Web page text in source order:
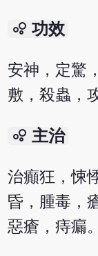
bubble_chart 功效
安神，定驚
敷，殺蟲，
bubble_chart 主治
治癲狂，悚
昏，腫毒，
惡瘡，痔瘺。